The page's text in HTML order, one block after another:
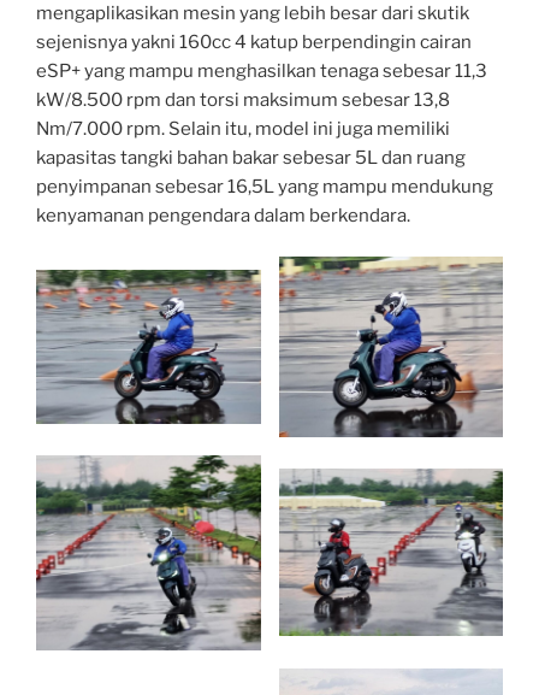
mengaplikasikan mesin yang lebih besar dari skutik
sejenisnya yakni 160cc 4 katup berpendingin cairan
eSP+ yang mampu menghasilkan tenaga sebesar 11,3
kW/8.500 rpm dan torsi maksimum sebesar 13,8
Nm/7.000 rpm. Selain itu, model ini juga memiliki
kapasitas tangki bahan bakar sebesar 5L dan ruang
penyimpanan sebesar 16,5L yang mampu mendukung
kenyamanan pengendara dalam berkendara.